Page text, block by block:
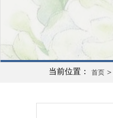
当前位置： 首页 >